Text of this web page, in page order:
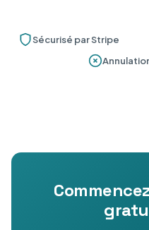
Sécurisé par Stripe